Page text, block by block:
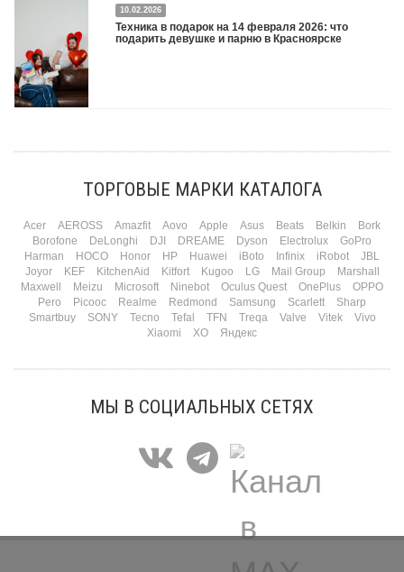
Двадцать третье февраля — праздник, на который мужчины делают вид, что им
все равно. А потом три дня рассказывают коллегам, какую колонку / приставку /
камеру им подарили. Не верьте словам — верьте глазам, которые загораются
при виде новой коробки.
10.02.2026
Техника в подарок на 14 февраля 2026: что
подарить девушке и парню в Красноярске
марта — контрольный выстрел по кошельку. Начнем с первого — потому что он
ТОРГОВЫЕ МАРКИ КАТАЛОГА
Acer AEROSS Amazfit Aovo Apple Asus Beats Belkin
Bork
Borofone
DeLonghi DJI DREAME Dyson Electrolux
GoPro
Harman
HOCO Honor HP Huawei iBoto Infinix iRobot
JBL
Joyor
KEF KitchenAid Kitfort Kugoo LG Mail Group
Marshall
Maxwell
Meizu Microsoft Ninebot Oculus Quest OnePlus
OPPO
Pero
Picooc Realme Redmond Samsung Scarlett
Sharp
Smartbuy
SONY Tecno Tefal TFN Treqa Valve Vitek
Vivo
Xiaomi
XO Яндекс
МЫ В СОЦИАЛЬНЫХ СЕТЯХ